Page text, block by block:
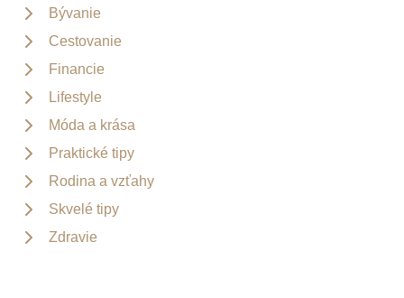
Bývanie
Cestovanie
Financie
Lifestyle
Móda a krása
Praktické tipy
Rodina a vzťahy
Skvelé tipy
Zdravie